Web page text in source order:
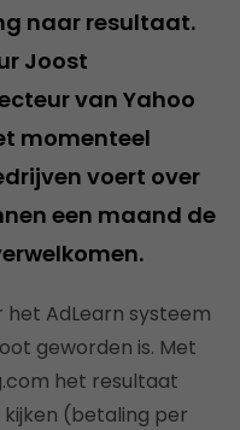
naar resultaat.
Joost
van Yahoo
momenteel
voert over
een maand de
het AdLearn systeem
geworden is. Met
het resultaat
(betaling per